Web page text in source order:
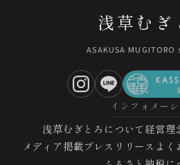
浅草むぎ
ASAKUSA
インフォメー
浅草むぎとろについて経営理
メディア掲載プレスリリース よく